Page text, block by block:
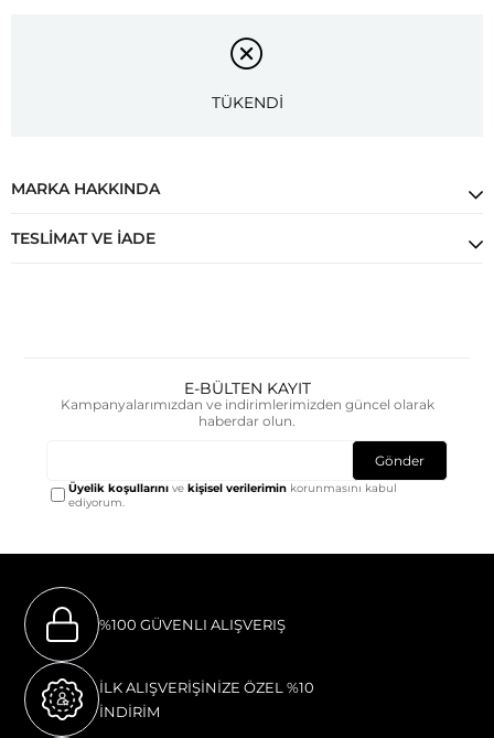
TÜKENDİ
MARKA HAKKINDA
TESLIMAT VE İADE
E-BÜLTEN KAYIT
Kampanyalarımızdan ve indirimlerimizden güncel olarak
haberdar olun.
Gönder
Üyelik koşullarını vekişisel verilerimin korunmasını kabul
ediyorum.
%100 GÜVENLI ALIŞVERIŞ
İLK ALIŞVERİŞİNİZE ÖZEL %10
İNDİRİM